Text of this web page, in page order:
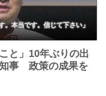
。本当です。信じて下さい」
と」10年ぶりの出
事 政策の成果を